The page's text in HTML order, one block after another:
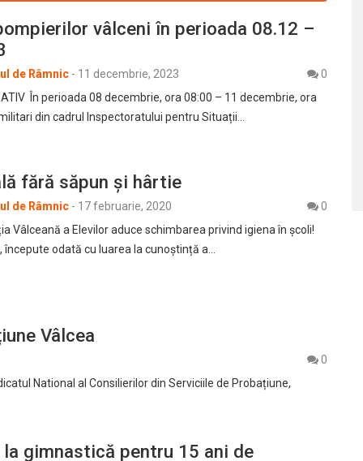
vâlceni în perioada 08.12 –
de Râmnic - 11 decembrie, 2023
0
În perioada 08 decembrie, ora 08:00 – 11 decembrie, ora
din cadrul Inspectoratului pentru Situații…
fără săpun și hârtie
de Râmnic - 17 februarie, 2020
0
Vâlceană a Elevilor aduce schimbarea privind igiena în școli!
începute odată cu luarea la cunoștință a…
Vâlcea
0
National al Consilierilor din Serviciile de Probațiune,
gimnastică pentru 15 ani de